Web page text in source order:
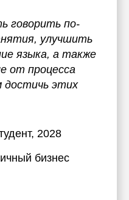
говорить по-
улучшить
языка, а также
от процесса
достичь этих
2028
бизнес